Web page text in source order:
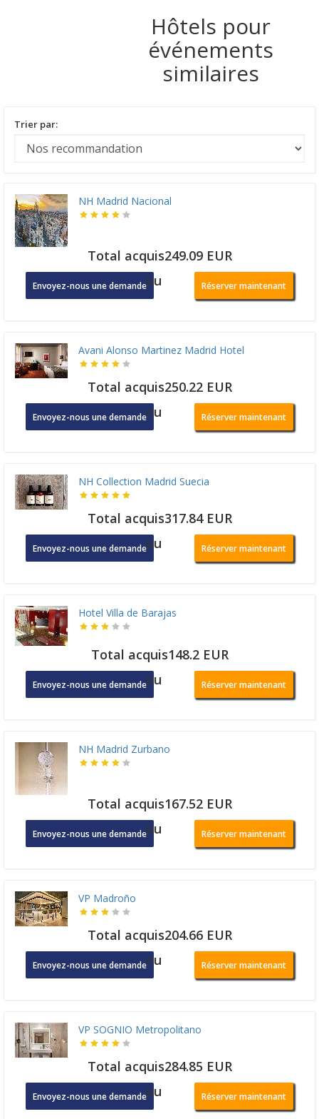
Hôtels pour
événements
similaires
Trier par:
NH Madrid Nacional
Total acquis249.09 EUR
Envoyez-nous une demandeou Réserver maintenant
Avani Alonso Martinez Madrid Hotel
Total acquis250.22 EUR
Envoyez-nous une demandeou Réserver maintenant
NH Collection Madrid Suecia
Total acquis317.84 EUR
Envoyez-nous une demandeou Réserver maintenant
Hotel Villa de Barajas
Total acquis148.2 EUR
Envoyez-nous une demandeou Réserver maintenant
NH Madrid Zurbano
Total acquis167.52 EUR
Envoyez-nous une demandeou Réserver maintenant
VP Madroño
Total acquis204.66 EUR
Envoyez-nous une demandeou Réserver maintenant
VP SOGNIO Metropolitano
Total acquis284.85 EUR
Envoyez-nous une demandeou Réserver maintenant